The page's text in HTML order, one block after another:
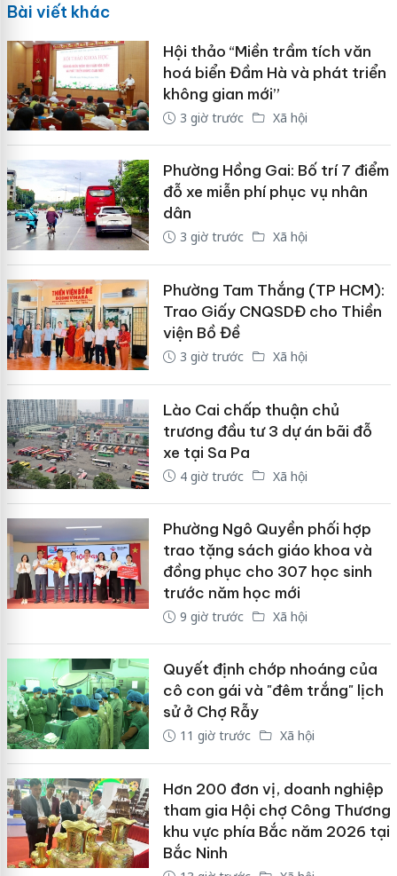
Bài viết khác
Hội thảo “Miền trầm tích văn
hoá biển Đầm Hà và phát triển
không gian mới”
3 giờ trước Xã hội
Phường Hồng Gai: Bố trí 7 điểm
đỗ xe miễn phí phục vụ nhân
dân
3 giờ trước Xã hội
Phường Tam Thắng (TP HCM):
Trao Giấy CNQSDĐ cho Thiền
viện Bồ Đề
3 giờ trước Xã hội
Lào Cai chấp thuận chủ
trương đầu tư 3 dự án bãi đỗ
xe tại Sa Pa
4 giờ trước Xã hội
Phường Ngô Quyền phối hợp
trao tặng sách giáo khoa và
đồng phục cho 307 học sinh
trước năm học mới
9 giờ trước Xã hội
Quyết định chớp nhoáng của
cô con gái và "đêm trắng" lịch
sử ở Chợ Rẫy
11 giờ trước Xã hội
Hơn 200 đơn vị, doanh nghiệp
tham gia Hội chợ Công Thương
khu vực phía Bắc năm 2026 tại
Bắc Ninh